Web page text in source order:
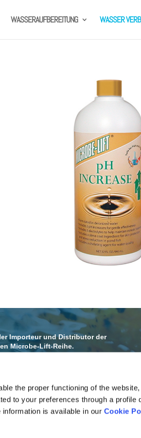
the proper functioning of the
to your preferences through a profile
is available in our Cookie
WASSERAUFBEREITUNG WASSER
Importeur und Distributor der
Microbe-Lift-Reihe.
B.V.
3950